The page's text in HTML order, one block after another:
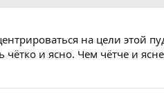
на цели этой
чётко и ясно. Чем чётче и